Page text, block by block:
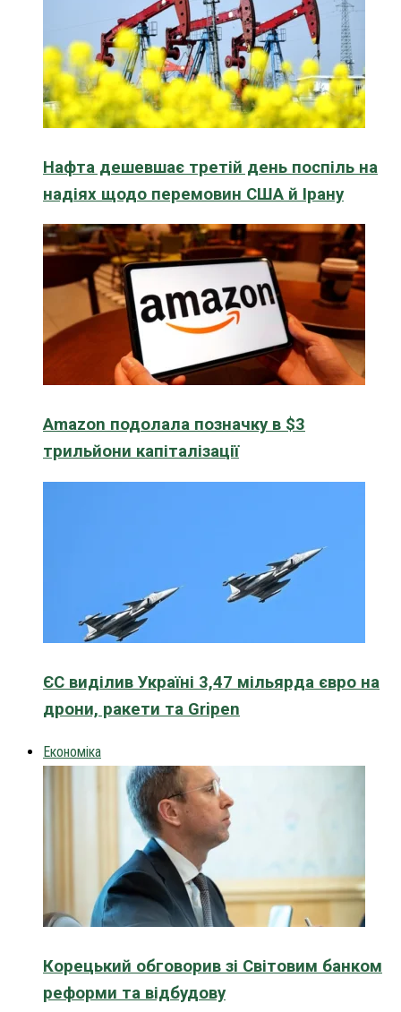
Нафта дешевшає третій день поспіль на
надіях щодо перемовин США й Ірану
Amazon подолала позначку в $3
трильйони капіталізації
ЄС виділив Україні 3,47 мільярда євро на
дрони, ракети та Gripen
Економіка
Корецький обговорив зі Світовим банком
реформи та відбудову